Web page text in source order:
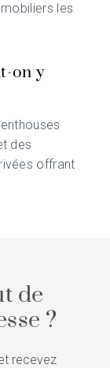
les
on y
des
offrant
de
?
recevez